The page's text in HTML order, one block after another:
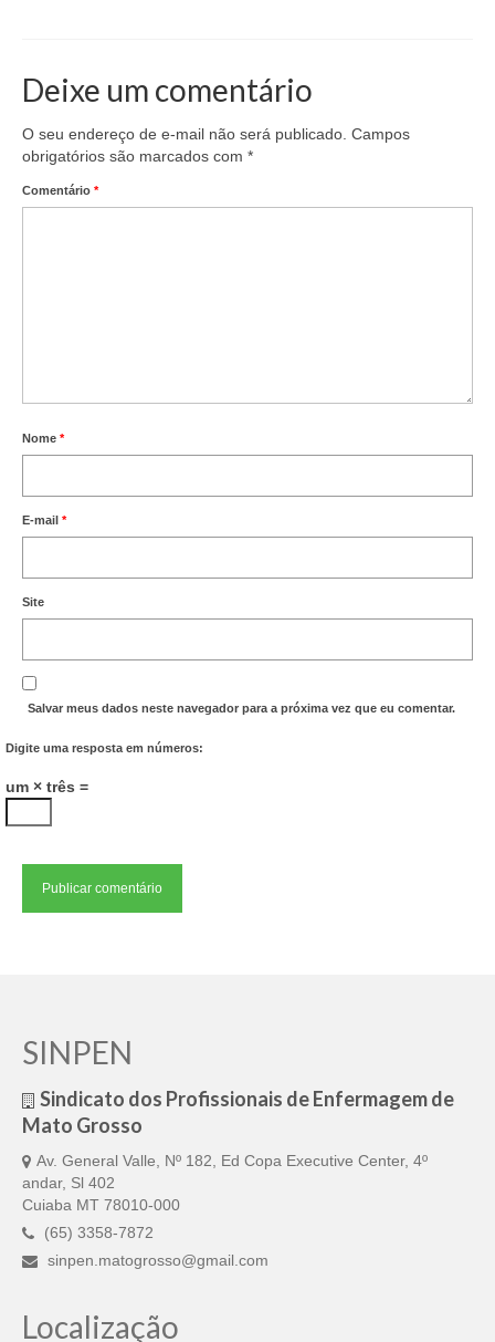
Deixe um comentário
O seu endereço de e-mail não será publicado. Campos
obrigatórios são marcados com *
Comentário *
Nome *
E-mail *
Site
Salvar meus dados neste navegador para a próxima vez que eu comentar.
Digite uma resposta em números:
um × três =
SINPEN
Sindicato dos Profissionais de Enfermagem de
Mato Grosso
Av. General Valle, Nº 182, Ed Copa Executive Center, 4º
andar, Sl 402
Cuiaba MT 78010-000
(65) 3358-7872
sinpen.matogrosso@gmail.com
Localização